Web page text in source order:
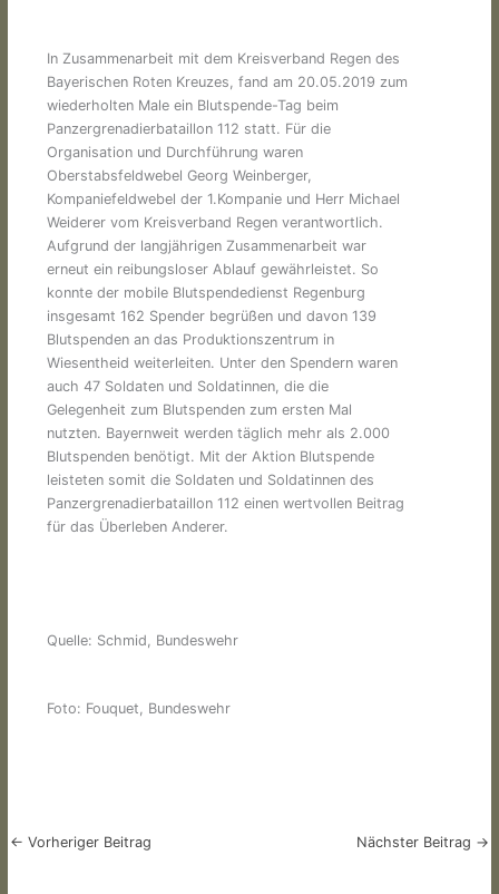
In Zusammenarbeit mit dem Kreisverband Regen des
Bayerischen Roten Kreuzes, fand am 20.05.2019 zum
wiederholten Male ein Blutspende-Tag beim
Panzergrenadierbataillon 112 statt. Für die
Organisation und Durchführung waren
Oberstabsfeldwebel Georg Weinberger,
Kompaniefeldwebel der 1.Kompanie und Herr Michael
Weiderer vom Kreisverband Regen verantwortlich.
Aufgrund der langjährigen Zusammenarbeit war
erneut ein reibungsloser Ablauf gewährleistet. So
konnte der mobile Blutspendedienst Regenburg
insgesamt 162 Spender begrüßen und davon 139
Blutspenden an das Produktionszentrum in
Wiesentheid weiterleiten. Unter den Spendern waren
auch 47 Soldaten und Soldatinnen, die die
Gelegenheit zum Blutspenden zum ersten Mal
nutzten. Bayernweit werden täglich mehr als 2.000
Blutspenden benötigt. Mit der Aktion Blutspende
leisteten somit die Soldaten und Soldatinnen des
Panzergrenadierbataillon 112 einen wertvollen Beitrag
für das Überleben Anderer.
Quelle: Schmid, Bundeswehr
Foto: Fouquet, Bundeswehr
← Vorheriger Beitrag Nächster Beitrag →